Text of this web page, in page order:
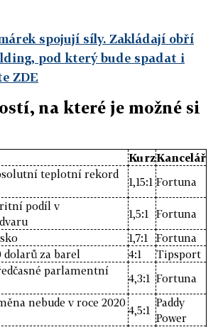
spojují síly. Zakládají obří
pod který bude spadat i
ZDE
na které je možné si
KurzKancelář
teplotní rekord
1,15:1 Fortuna
podíl v
1,5:1
Fortuna
1,7:1
Fortuna
dolarů za barel
4:1
Tipsport
parlamentní
4,3:1 Fortuna
nebude v roce 2020
4,5:1
Paddy
Power